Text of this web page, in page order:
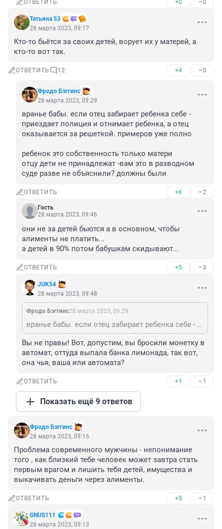
ОТВЕТИТЬ +0 –0
Татьяна 53
28 марта 2023, 09:17
Кто-то бьётся за своих детей, ворует их у матерей, а
кто-то вот так.
ОТВЕТИТЬ 12 +4 –0
Фродо Бэггинс
28 марта 2023, 09:29
вранье бабы. если отец забирает ребенка себе -
приездает полиция и отнимает ребенка, а отец
оказывается за решеткой. примеров уже полно
ребенок это собственность только матери
отцу дети не принадлежат -вам это в разводном
суде разве не объяснили? должны были
ОТВЕТИТЬ +6 –2
Гость
28 марта 2023, 09:46
они не за детей бьются а в основном, чтобы
алименты не платить...
а детей в 90% потом бабушкам скидывают...
ОТВЕТИТЬ +5 –3
JUK54
28 марта 2023, 09:48
Фродо Бэггинс28 марта 2023, 09:29
вранье бабы. если отец забирает ребенка себе - приездает полиция и отнимает ребенка, а отец оказывается за решеткой. примеров уже полно ребенок это собственность только матери отцу дети не принадлежат -вам это в разводном суде разве не объяснили? должны были
Вы не правы! Вот, допустим, вы бросили монетку в
автомат, оттуда выпала банка лимонада, так вот,
она чья, ваша или автомата?
ОТВЕТИТЬ +1 –1
Показать ещё 9 ответов
Фродо Бэггинс
28 марта 2023, 09:16
Проблема современного мужчины - непонимание
того , как близкий тебе человек может завтра стать
первым врагом и лишить тебя детей, имущества и
выкачивать деньги через алименты.
ОТВЕТИТЬ +5 –1
GNUS111
28 марта 2023, 09:13